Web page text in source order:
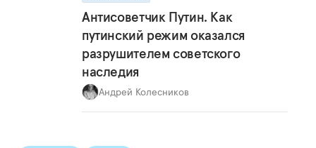
Антисоветчик Путин. Как
путинский режим оказался
разрушителем советского
наследия
Андрей Колесников